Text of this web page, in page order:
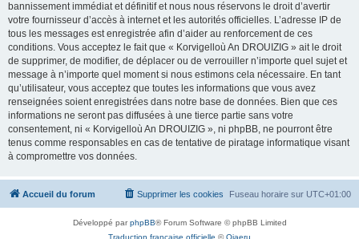
bannissement immédiat et définitif et nous nous réservons le droit d’avertir
votre fournisseur d’accès à internet et les autorités officielles. L’adresse IP de
tous les messages est enregistrée afin d’aider au renforcement de ces
conditions. Vous acceptez le fait que « Korvigelloù An DROUIZIG » ait le droit
de supprimer, de modifier, de déplacer ou de verrouiller n’importe quel sujet et
message à n’importe quel moment si nous estimons cela nécessaire. En tant
qu’utilisateur, vous acceptez que toutes les informations que vous avez
renseignées soient enregistrées dans notre base de données. Bien que ces
informations ne seront pas diffusées à une tierce partie sans votre
consentement, ni « Korvigelloù An DROUIZIG », ni phpBB, ne pourront être
tenus comme responsables en cas de tentative de piratage informatique visant
à compromettre vos données.
Accueil du forum Fuseau horaire sur UTC+01:00
Supprimer les cookies
Développé parphpBB® Forum Software © phpBB Limited
Traduction française officielle ©Qiaeru